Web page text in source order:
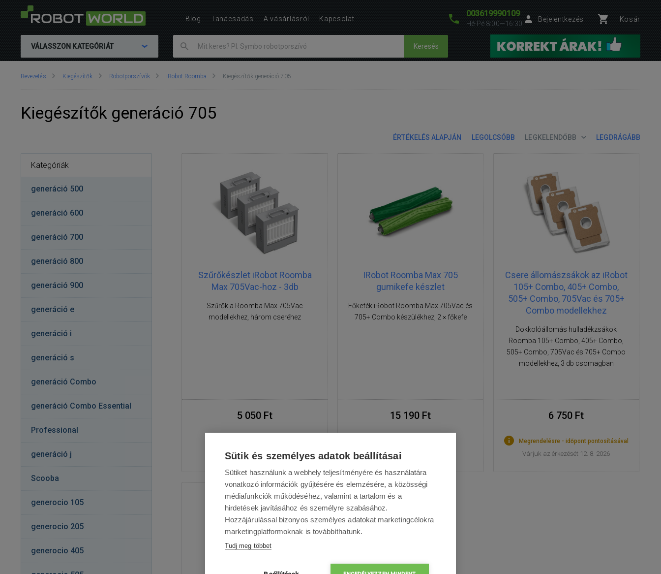
003619990109
Hé-Pé 8:00—16:30
Bejelentkezés Kosár
VÁLASSZON KATEGÓRIÁT Keresés
Ön
Bevezetés Kiegészítők Robotporszívók iRobot Roomba Kiegészítők generáció 705
Kiegészítők generáció 705
ÉRTÉKELÉS ALAPJÁN LEGOLCSÓBB LEGKELENDŐBB LEGDRÁGÁBB
Szűrőkészlet iRobot Roomba
Max 705Vac-hoz - 3db
Szűrők a Roomba Max 705Vac
modellekhez, három cseréhez
5 050 Ft
IRobot Roomba Max 705
gumikefe készlet
Főkefék iRobot Roomba Max 705Vac és
705+ Combo készülékhez, 2 × főkefe
15 190 Ft
Csere állomászsákok az iRobot
105+ Combo, 405+ Combo,
505+ Combo, 705Vac és 705+
Combo modellekhez
Dokkolóállomás hulladékzsákok
Roomba 105+ Combo, 405+ Combo,
505+ Combo, 705Vac és 705+ Combo
modellekhez, 3 db csomagban
6 750 Ft
Megrendelésre - időpont pontosításával
Várjuk az érkezését 12. 8. 2026
Kategóriák
generáció 500
generáció 600
generáció 700
generáció 800
generáció 900
generáció e
generáció i
generáció s
generáció Combo
generáció Combo Essential
Professional
generáció j
Scooba
generocio 105
generocio 205
generocio 405
Blog Tanácsadás A vásárlásról Kapcsolat
Sütik és személyes adatok beállításai
Sütiket használunk a webhely teljesítményére és használatára
vonatkozó információk gyűjtésére és elemzésére, a közösségi
médiafunkciók működéséhez, valamint a tartalom és a
hirdetések javításához és személyre szabásához.
Hozzájárulással bizonyos személyes adatokat marketingcélokra
marketingplatformoknak is továbbíthatunk.
Tudj meg többet